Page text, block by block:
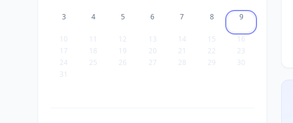
3 4 5 6 7 8 9
10 11 12 13 14 15
16
17
18 19 20 21 22
23
24
25 26 27 28 29
30
31